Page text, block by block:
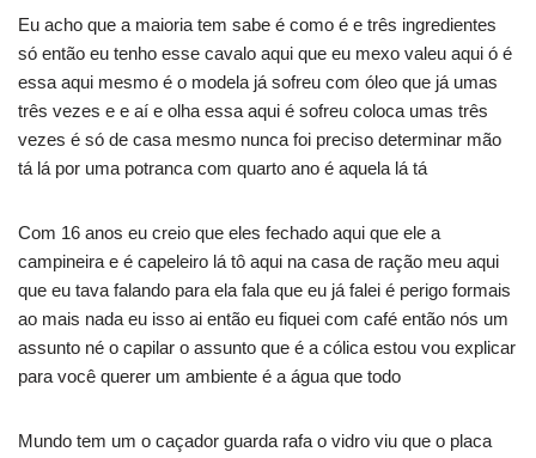
Eu acho que a maioria tem sabe é como é e três ingredientes
só então eu tenho esse cavalo aqui que eu mexo valeu aqui ó é
essa aqui mesmo é o modela já sofreu com óleo que já umas
três vezes e e aí e olha essa aqui é sofreu coloca umas três
vezes é só de casa mesmo nunca foi preciso determinar mão
tá lá por uma potranca com quarto ano é aquela lá tá
Com 16 anos eu creio que eles fechado aqui que ele a
campineira e é capeleiro lá tô aqui na casa de ração meu aqui
que eu tava falando para ela fala que eu já falei é perigo formais
ao mais nada eu isso ai então eu fiquei com café então nós um
assunto né o capilar o assunto que é a cólica estou vou explicar
para você querer um ambiente é a água que todo
Mundo tem um o caçador guarda rafa o vidro viu que o placa